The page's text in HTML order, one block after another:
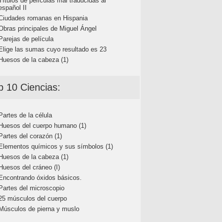
II
romanas en Hispania
principales de Miguel Ángel
de película
las sumas cuyo resultado es 23
de la cabeza (1)
10 Ciencias:
de la célula
del cuerpo humano (1)
del corazón (1)
químicos y sus símbolos (1)
de la cabeza (1)
del cráneo (I)
óxidos básicos.
del microscopio
músculos del cuerpo
de pierna y muslo